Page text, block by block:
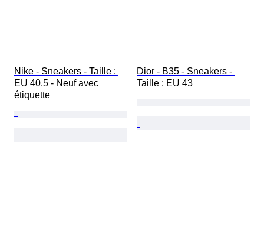
Nike - Sneakers - Taille :
EU 40.5 - Neuf avec
étiquette
Dior - B35 - Sneakers -
Taille : EU 43